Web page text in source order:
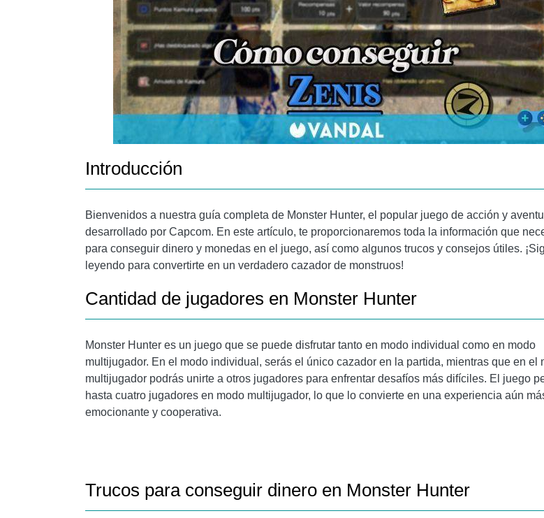
PREGUNTAS FRECUENTES
1. ¿CUÁL ES LA MEJOR FORMA DE CONSEGUIR DINERO EN MONSTER HUNTER?
2. ¿EXISTEN TRUCOS O HACKS PARA CONSEGUIR DINERO ILIMITADO EN MONSTER HUNTER?
CONCLUSIÓN
Introducción
Bienvenidos a nuestra guía completa de Monster Hunter, el popular juego de acción y
desarrollado por Capcom. En este artículo, te proporcionaremos toda la información que
para conseguir dinero y monedas en el juego, así como algunos trucos y consejos útiles.
leyendo para convertirte en un verdadero cazador de monstruos!
Cantidad de jugadores en Monster Hunter
Monster Hunter es un juego que se puede disfrutar tanto en modo individual como en modo
multijugador. En el modo individual, serás el único cazador en la partida, mientras que en el
multijugador podrás unirte a otros jugadores para enfrentar desafíos más difíciles. El juego
hasta cuatro jugadores en modo multijugador, lo que lo convierte en una experiencia aún
emocionante y cooperativa.
Trucos para conseguir dinero en Monster Hunter